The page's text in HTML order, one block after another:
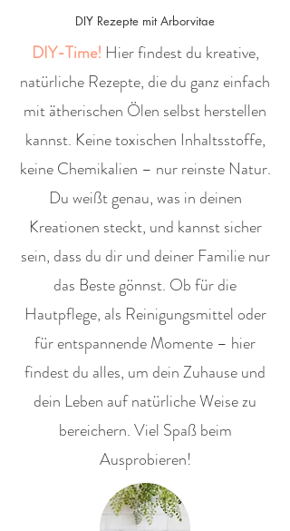
DIY Rezepte mit Arborvitae
DIY-Time! Hier findest du kreative,
natürliche Rezepte, die du ganz einfach
mit ätherischen Ölen selbst herstellen
kannst. Keine toxischen Inhaltsstoffe,
keine Chemikalien – nur reinste Natur.
Du weißt genau, was in deinen
Kreationen steckt, und kannst sicher
sein, dass du dir und deiner Familie nur
das Beste gönnst. Ob für die
Hautpflege, als Reinigungsmittel oder
für entspannende Momente – hier
findest du alles, um dein Zuhause und
dein Leben auf natürliche Weise zu
bereichern. Viel Spaß beim
Ausprobieren!